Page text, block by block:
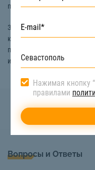
позволяет провести мойку
Заказать услуги мойки
компании «СтройТакси».
подбору техники и
и так далее можно по номеру
Вопросы и Ответы
Нажимая кнопку
правилами